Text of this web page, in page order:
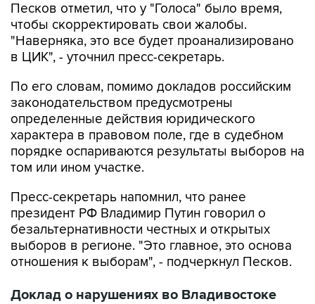
Песков отметил, что у "Голоса" было время,
чтобы скорректировать свои жалобы.
"Наверняка, это все будет проанализировано
в ЦИК", - уточнил пресс-секретарь.
По его словам, помимо докладов российским
законодательством предусмотрены
определенные действия юридического
характера в правовом поле, где в судебном
порядке оспариваются результаты выборов на
том или ином участке.
Пресс-секретарь напомнил, что ранее
президент РФ Владимир Путин говорил о
безальтернативности честных и открытых
выборов в регионе. "Это главное, это основа
отношения к выборам", - подчеркнул Песков.
Доклад о нарушениях во Владивостоке